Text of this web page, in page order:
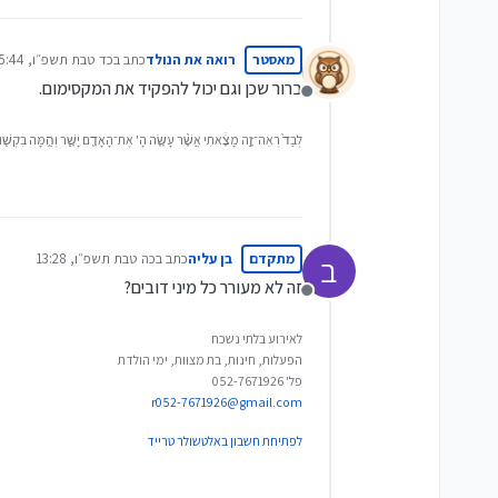
מנותק
מאסטר רואה את הנולדכתב בכד טבת תשפ״ו, 15:44
נערך לאחרונה על ידי
ברור שכן וגם יכול להפקיד את המקסימום.
לְבַד֙ רְאֵה־זֶ֣ה מָצָ֔אתִי אֲשֶׁ֨ר עָשָׂ֧ה הָ' אֶת־הָאָדָ֖ם יָשָׁ֑ר וְהֵ֥מָּה בִקְשׁ֖וּ
ב
מנותק
מתקדם בן עליהכתב בכה טבת תשפ״ו, 13:28
נערך לאחרונה על ידי
זה לא מעורר כל מיני דובים?
לאירוע בלתי נשכח
הפעלות, חינות, בת מצוות, ימי הולדת
פל' 052-7671926
r052-7671926@gmail.com
לפתיחת חשבון באלטשולר טרייד